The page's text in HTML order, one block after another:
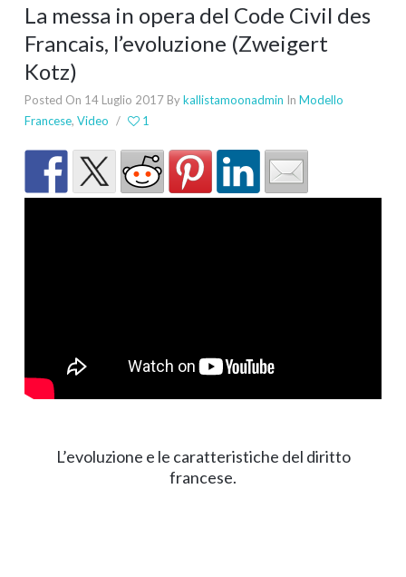
La messa in opera del Code Civil des
Francais, l’evoluzione (Zweigert
Kotz)
Posted On 14 Luglio 2017 Bykallistamoonadmin In Modello
Francese, Video / 1
L’evoluzione e le caratteristiche del diritto
francese.